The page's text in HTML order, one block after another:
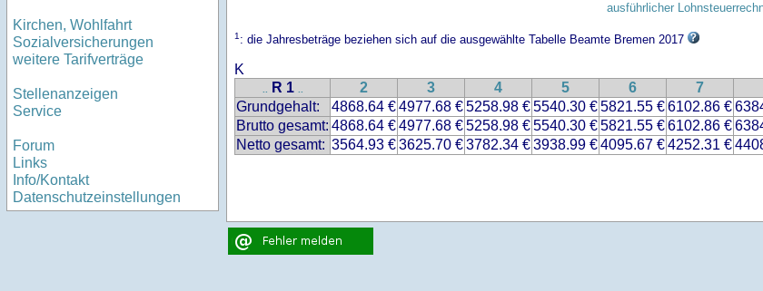
Kirchen, Wohlfahrt
Sozialversicherungen
weitere Tarifverträge
Stellenanzeigen
Service
Forum
Links
Info/Kontakt
Datenschutzeinstellungen
ausführlicher
1: die Jahresbeträge beziehen sich auf die ausgewählte Tabelle Beamte Bremen 2017
K
.. R 1 .. 2 3 4 5 6 7
Grundgehalt:
4868.64 €4977.68 €5258.98 €5540.30 €5821.55 €6102.86 €
Brutto gesamt: 4868.64 €4977.68 €5258.98 €5540.30 €5821.55 €6102.86 €
Netto gesamt: 3564.93 €3625.70 €3782.34 €3938.99 €4095.67 €4252.31 €